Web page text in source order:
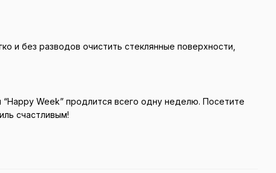
и без разводов очистить стеклянные поверхности,
Week” продлится всего одну неделю. Посетите
счастливым!